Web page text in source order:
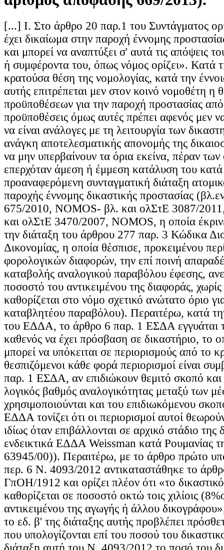
[...] Ι. Στο άρθρο 20 παρ.1 του Συντάγματος
έχει δικαίωμα στην παροχή έννομης
και μπορεί να αναπτύξει σ' αυτά τις απόψεις
ή συμφέροντα του, όπως νόμος ορίζει». Κατά
κρατούσα θέση της νομολογίας, κατά την
αυτής επιτρέπεται μεν στον κοινό νομοθέτη η
προϋποθέσεων για την παροχή προστασίας από
προϋποθέσεις όμως αυτές πρέπει αφενός μεν
να είναι ανάλογες με τη λειτουργία των
ανάγκη αποτελεσματικής απονομής της
να μην υπερβαίνουν τα όρια εκείνα, πέραν
επερχόταν άμεση ή έμμεση κατάλυση του
προαναφερόμενη συνταγματική διάταξη
παροχής έννομης δικαστικής προστασίας
675/2010, NOMOS- βλ. και ολΣτΕ 3087/
και ολΣτΕ 3470/2007, NOMOS, η οποία
την διάταξη του άρθρου 277 παρ. 3 Κώδικα
Δικονομίας, η οποία θέσπισε, προκειμένου
φορολογικών διαφορών, την επί ποινή
καταβολής αναλογικού παραβόλου έφεσης,
ποσοστό του αντικειμένου της διαφοράς,
καθορίζεται στο νόμο σχετικό ανώτατο όριο
καταβλητέου παραβόλου). Περαιτέρω, κατά
του ΕΔΔΑ, το άρθρο 6 παρ. 1 ΕΣΔΑ εγγυάται
καθενός να έχει πρόσβαση σε δικαστήριο, το
μπορεί να υπόκειται σε περιορισμούς από το
θεσπιζόμενοι κάθε φορά περιορισμοί είναι
παρ. 1 ΕΣΔΑ, αν επιδιώκουν θεμιτό σκοπό και
λογικός βαθμός αναλογικότητας μεταξύ των
χρησιμοποιούνται και του επιδιωκόμενου
ΕΔΔΑ τονίζει ότι οι περιορισμοί αυτοί
ιδίως όταν επιβάλλονται σε αρχικό στάδιο της
ενδεικτικά ΕΔΔΑ Weissman κατά Ρουμανίας
63945/00)). Περαιτέρω, με το άρθρο πρώτο
περ. 6 Ν. 4093/2012 αντικαταστάθηκε το
ΓπΟΗ/1912 και ορίζει πλέον ότι «το
καθορίζεται σε ποσοστό οκτώ τοις χιλίοις
αντικειμένου της αγωγής ή άλλου
το εδ. β' της διάταξης αυτής προβλέπει
που υπολογίζονται επί του ποσού του